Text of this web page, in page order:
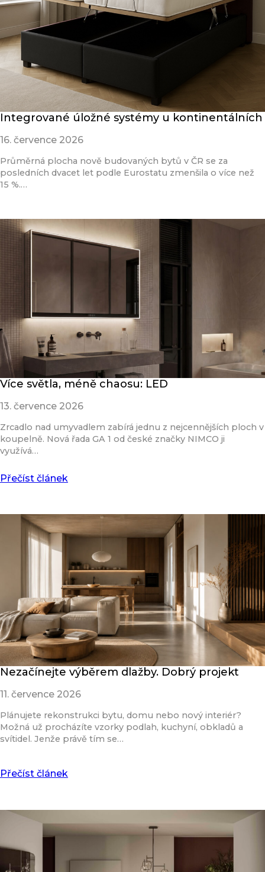
Integrované úložné systémy u kontinentálních
16. července 2026
Průměrná plocha nově budovaných bytů v ČR se za
posledních dvacet let podle Eurostatu zmenšila o více než
15 %.…
Více světla, méně chaosu: LED
13. července 2026
Zrcadlo nad umyvadlem zabírá jednu z nejcennějších ploch v
koupelně. Nová řada GA 1 od české značky NIMCO ji
využívá…
Přečíst článek
Nezačínejte výběrem dlažby. Dobrý projekt
11. července 2026
Plánujete rekonstrukci bytu, domu nebo nový interiér?
Možná už procházíte vzorky podlah, kuchyní, obkladů a
svítidel. Jenže právě tím se…
Přečíst článek